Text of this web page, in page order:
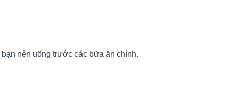
nên uống trước các bữa ăn chính.